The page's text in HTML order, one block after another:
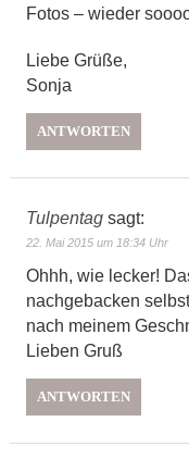
Fotos – wieder
Liebe Grüße,
Sonja
ANTWORTEN
Tulpentag sagt:
22. Mai 2015 um 18:34 Uhr
Ohhh, wie lecker!
nachgebacken
nach meinem
Lieben Gruß
ANTWORTEN